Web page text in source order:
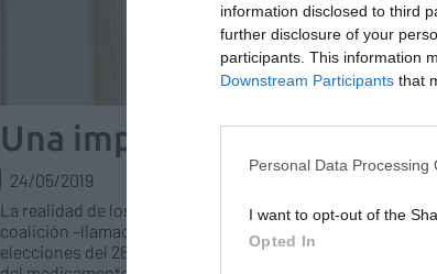
information disclosed to third
further disclosure of your
participants. This information
Downstream Participants that
Personal Data Processing
I want to opt-out of the
Opted In
Una importante cuestión
24/05/2019
La realidad de los últimos gobiernos en minoría
coalición –llamado, eufemísticamente, de geometría
elecciones del 28 de abril nos ponen ante una tesitura